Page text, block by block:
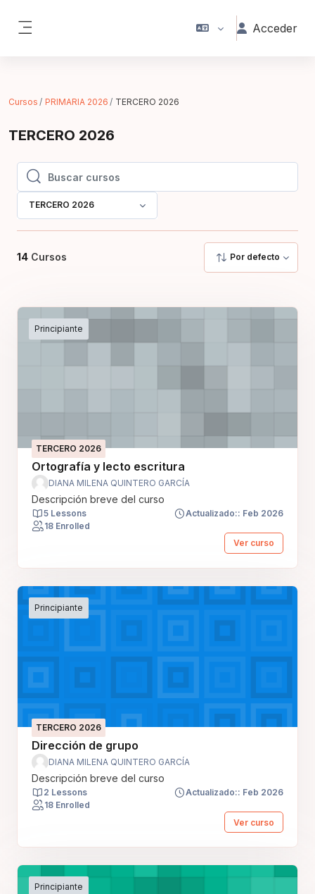
Acceder
Cursos PRIMARIA 2026 TERCERO 2026
TERCERO 2026
Buscar cursos
Buscar cursos
TERCERO 2026
14 Cursos Por defecto
Principiante
TERCERO 2026
Ortografía y lecto escritura
DIANA MILENA QUINTERO GARCÍA
Descripción breve del curso
5 Lessons
Actualizado:: Feb 2026
18 Enrolled
Ver curso
Principiante
TERCERO 2026
Dirección de grupo
DIANA MILENA QUINTERO GARCÍA
Descripción breve del curso
2 Lessons
Actualizado:: Feb 2026
18 Enrolled
Ver curso
Principiante